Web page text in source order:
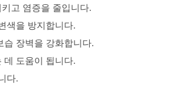
고 염증을 줄입니다.
색을 방지합니다.
장벽을 강화합니다.
도움이 됩니다.
다.